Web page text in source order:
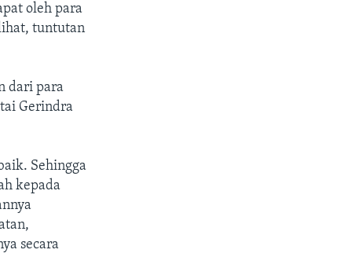
oleh para
tuntutan
dari para
Gerindra
Sehingga
kepada
secara